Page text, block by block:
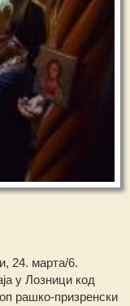
24. марта/6.
у Лозници код
рашко-призренски